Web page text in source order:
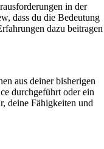
in der
dass du die Bedeutung
dazu beitragen
aus deiner bisherigen
durchgeführt oder ein
deine Fähigkeiten und